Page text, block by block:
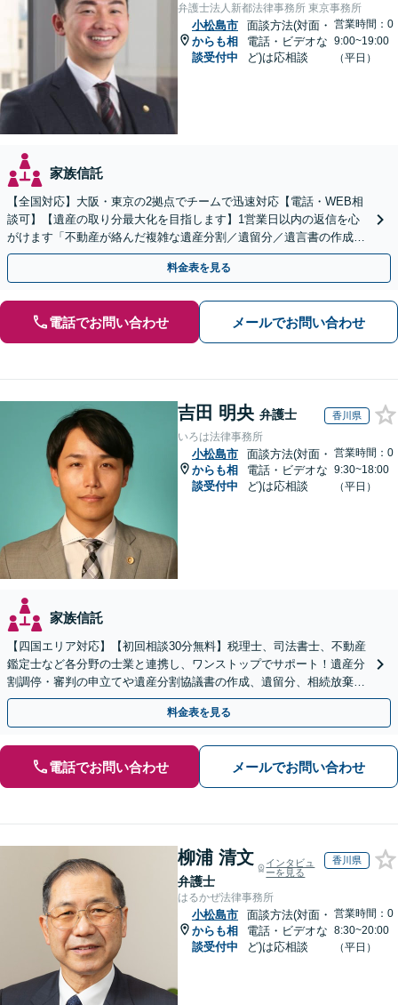
弁護士法人新都法律事務所 東京事務所
小松島市
からも相
談受付中
面談方法(対面・
電話・ビデオな
ど)は応相談
営業時間：0
9:00~19:00
（平日）
家族信託
【全国対応】大阪・東京の2拠点でチームで迅速対応【電話・WEB相
談可】【遺産の取り分最大化を目指します】1営業日以内の返信を心
がけます「不動産が絡んだ複雑な遺産分割／遺留分／遺言書の作成・
執行／事業承継など、お任せください」【休日相談あり】
料金表を見る
電話でお問い合わせ メールでお問い合わせ
吉田 明央 弁護士 香川県
いろは法律事務所
小松島市
からも相
談受付中
面談方法(対面・
電話・ビデオな
ど)は応相談
営業時間：0
9:30~18:00
（平日）
家族信託
【四国エリア対応】【初回相談30分無料】税理士、司法書士、不動産
鑑定士など各分野の士業と連携し、ワンストップでサポート！遺産分
割調停・審判の申立てや遺産分割協議書の作成、遺留分、相続放棄、
遺言書など幅広いご相談に対応【オンライン面談OK】
料金表を見る
電話でお問い合わせ メールでお問い合わせ
柳浦 清文
弁護士
インタビュ
ーを見る
香川県
はるかぜ法律事務所
小松島市
からも相
談受付中
面談方法(対面・
電話・ビデオな
ど)は応相談
営業時間：0
8:30~20:00
（平日）